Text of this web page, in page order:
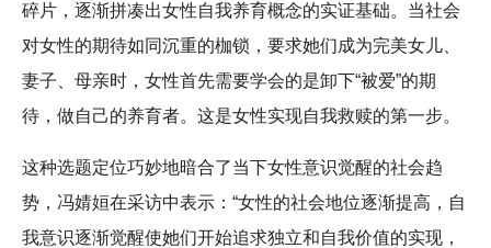
碎片，逐渐拼凑出女性自我养育概念的实证基础。当社会
对女性的期待如同沉重的枷锁，要求她们成为完美女儿、
妻子、母亲时，女性首先需要学会的是卸下“被爱”的期
待，做自己的养育者。这是女性实现自我救赎的第一步。
这种选题定位巧妙地暗合了当下女性意识觉醒的社会趋
势，冯婧姮在采访中表示：“女性的社会地位逐渐提高，自
我意识逐渐觉醒使她们开始追求独立和自我价值的实现，